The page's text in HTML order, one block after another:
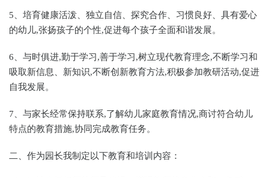
5、培育健康活泼、独立自信、探究合作、习惯良好、具有爱心
的幼儿,张扬孩子的个性,促进每个孩子全面和谐发展。
6、与时俱进,勤于学习,善于学习,树立现代教育理念,不断学习和
吸取新信息、新知识,不断创新教育方法,积极参加教研活动,促进
自我发展。
7、与家长经常保持联系,了解幼儿家庭教育情况,商讨符合幼儿
特点的教育措施,协同完成教育任务。
二、作为园长我制定以下教育和培训内容：